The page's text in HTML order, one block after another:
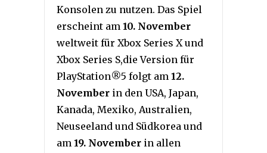
Konsolen zu nutzen. Das Spiel
erscheint am 10. November
weltweit für Xbox Series X und
Xbox Series S,die Version für
PlayStation®5 folgt am 12.
November in den USA, Japan,
Kanada, Mexiko, Australien,
Neuseeland und Südkorea und
am 19. November in allen